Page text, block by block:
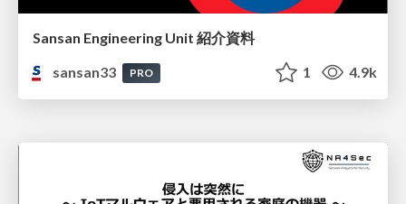
Sansan Engineering Unit 紹介資料
sansan33
PRO 1 4.9k